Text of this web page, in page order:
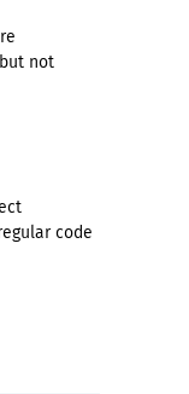
not
code